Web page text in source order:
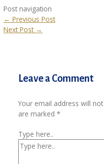
Post navigation
← Previous Post
Next Post →
Leave a Comment
Your email address will
are marked *
Type here..